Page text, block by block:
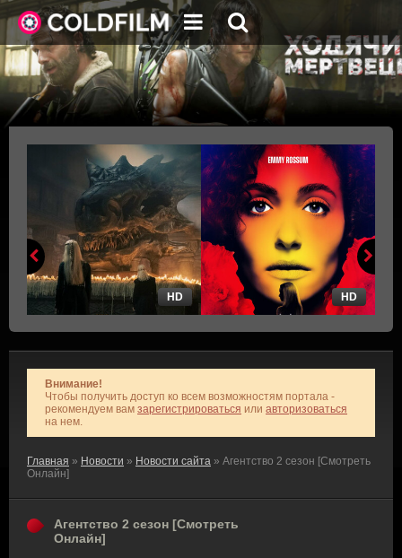
HD HD
Внимание!
Чтобы получить доступ ко всем возможностям портала -
рекомендуем вам зарегистрироваться или авторизоваться
на нем.
Главная » Новости » Новости сайта » Агентство 2 сезон [Смотреть
Онлайн]
Агентство 2 сезон [Смотреть
Онлайн]